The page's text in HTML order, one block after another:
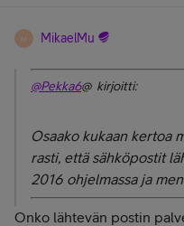
M MikaelMu
@Pekka6@ kirjoitti:
Osaako kukaan kertoa
rasti, että sähköpostit
2016 ohjelmassa ja
Onko lähtevän postin